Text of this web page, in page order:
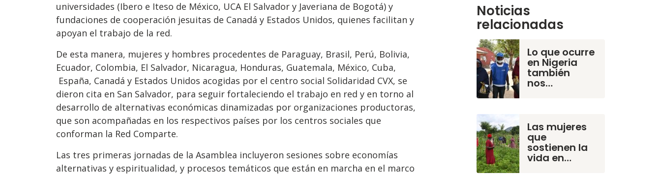
universidades (Ibero e Iteso de México, UCA El Salvador y Javeriana de Bogotá) y
fundaciones de cooperación jesuitas de Canadá y Estados Unidos, quienes facilitan y
apoyan el trabajo de la red.
De esta manera, mujeres y hombres procedentes de Paraguay, Brasil, Perú, Bolivia,
Ecuador, Colombia, El Salvador, Nicaragua, Honduras, Guatemala, México, Cuba,
España, Canadá y Estados Unidos acogidas por el centro social Solidaridad CVX, se
dieron cita en San Salvador, para seguir fortaleciendo el trabajo en red y en torno al
desarrollo de alternativas económicas dinamizadas por organizaciones productoras,
que son acompañadas en los respectivos países por los centros sociales que
conforman la Red Comparte.
Las tres primeras jornadas de la Asamblea incluyeron sesiones sobre economías
alternativas y espiritualidad, y procesos temáticos que están en marcha en el marco
Noticias
relacionadas
Lo que ocurre
en Nigeria
también
nos…
Las mujeres
que
sostienen la
vida en…